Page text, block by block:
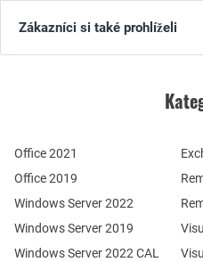
Zákazníci si také prohlíželi
Office 2021
Office 2019
Windows Server 2022
Windows Server 2019
Windows Server 2022 CAL